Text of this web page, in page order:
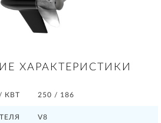
ХАРАКТЕРИСТИКИ
КВТ 250 / 186
V8